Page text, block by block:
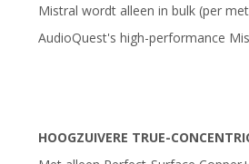
Mistral wordt alleen in bulk (per
AudioQuest's high-performance
HOOGZUIVERE TRUE-